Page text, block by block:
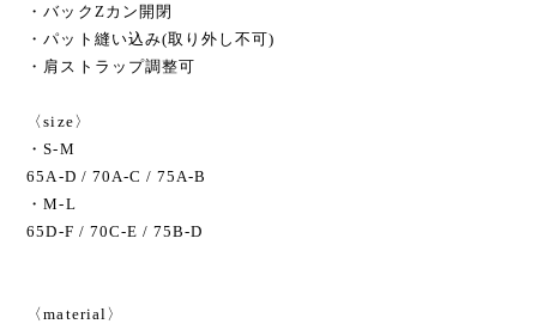
・バックZカン開閉
・パット縫い込み(取り外し不可)
・肩ストラップ調整可
〈size〉
・S-M
65A-D / 70A-C / 75A-B
・M-L
65D-F / 70C-E / 75B-D
〈material〉